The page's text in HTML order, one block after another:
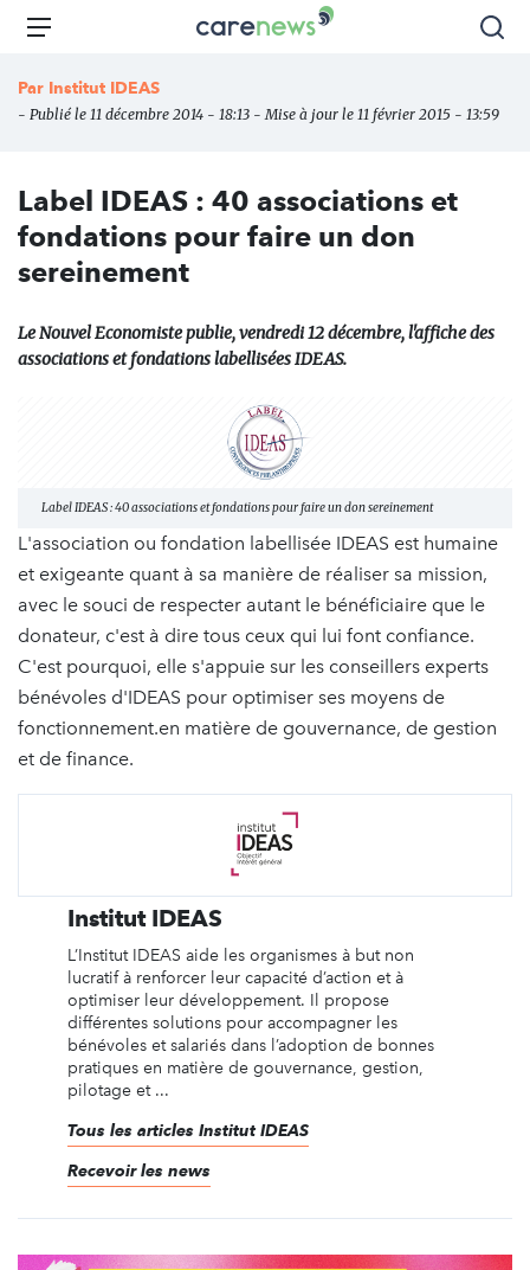
Aller
principal
Carenews,
des
l'engagement
Menu
Par Institut IDEAS
- Publié le 11 décembre 2014 - 18:13 - Mise à jour le 11 février 2015 - 13:59
Label IDEAS : 40 associations et
fondations pour faire un don
sereinement
Le Nouvel Economiste publie, vendredi 12 décembre, l'affiche des
associations et fondations labellisées IDEAS.
Label IDEAS : 40 associations et fondations pour faire un don sereinement
L'association ou fondation labellisée IDEAS est humaine
et exigeante quant à sa manière de réaliser sa mission,
avec le souci de respecter autant le bénéficiaire que le
donateur, c'est à dire tous ceux qui lui font confiance.
C'est pourquoi, elle s'appuie sur les conseillers experts
bénévoles d'IDEAS pour optimiser ses moyens de
fonctionnement.en matière de gouvernance, de gestion
et de finance.
Institut IDEAS
L’Institut IDEAS aide les organismes à but non
lucratif à renforcer leur capacité d’action et à
optimiser leur développement. Il propose
différentes solutions pour accompagner les
bénévoles et salariés dans l’adoption de bonnes
pratiques en matière de gouvernance, gestion,
pilotage et ...
Tous les articles Institut IDEAS
Recevoir les news